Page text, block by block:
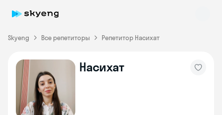
Skyeng Все репетиторы Репетитор Насихат
Насихат
Skyeng Chat
online